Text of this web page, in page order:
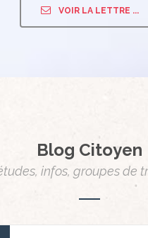
VOIR LA LETTRE ...
Blog Citoyen
infos, groupes de